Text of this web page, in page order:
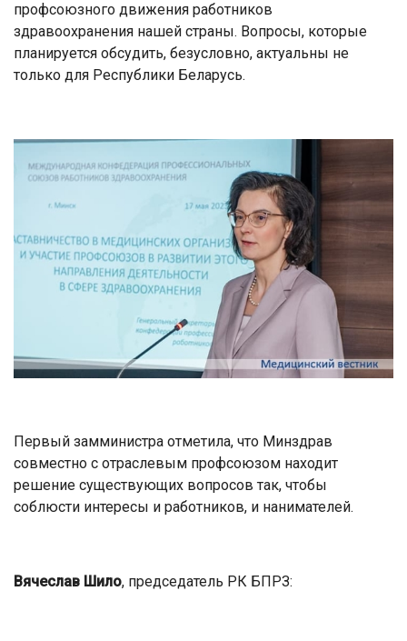
профсоюзного движения работников
здравоохранения нашей страны. Вопросы, которые
планируется обсудить, безусловно, актуальны не
только для Республики Беларусь.
Первый замминистра отметила, что Минздрав
совместно с отраслевым профсоюзом находит
решение существующих вопросов так, чтобы
соблюсти интересы и работников, и нанимателей.
Вячеслав Шило, председатель РК БПРЗ: